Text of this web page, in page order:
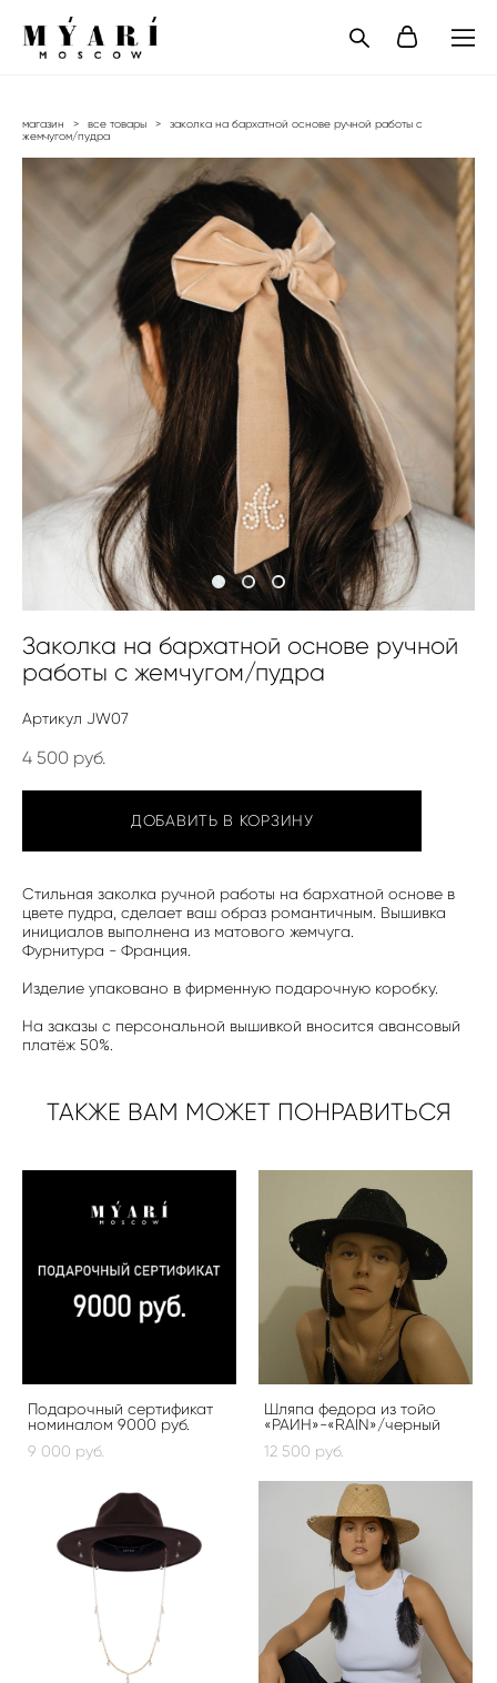
магазин > все товары >
заколка на бархатной основе ручной работы с
жемчугом/пудра
Заколка на бархатной основе ручной
работы с жемчугом/пудра
Артикул JW07
4 500 pуб.
ДОБАВИТЬ В КОРЗИНУ
Стильная заколка ручной работы на бархатной основе в
цвете пудра, сделает ваш образ романтичным. Вышивка
инициалов выполнена из матового жемчуга.
Фурнитура - Франция.
Изделие упаковано в фирменную подарочную коробку.
На заказы с персональной вышивкой вносится авансовый
платёж 50%.
ТАКЖЕ ВАМ МОЖЕТ ПОНРАВИТЬСЯ
Подарочный сертификат
номиналом 9000 руб.
9 000 pуб.
Шляпа федора из тойо
«РАИН»-«RAIN»/черный
12 500 pуб.